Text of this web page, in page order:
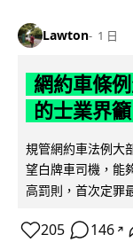
Lawton 1 日
網約車條
的士業界
規管網約車法例大
望白牌車司機，能
高罰則，首次定罪
205 146 ↗